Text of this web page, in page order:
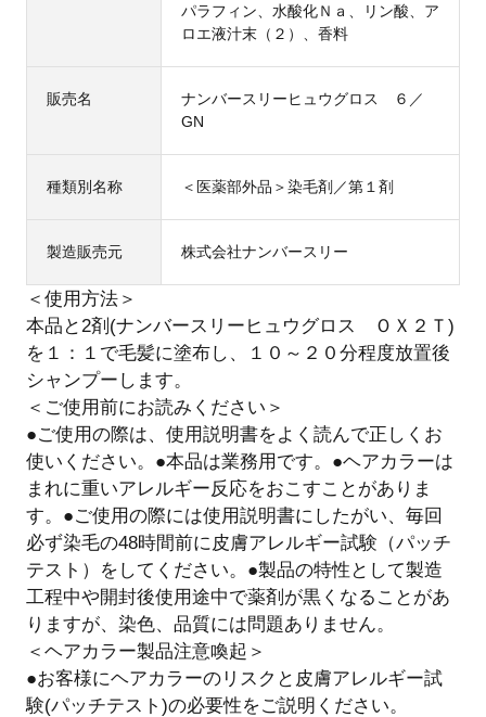
パラフィン、水酸化Ｎａ、リン酸、ア
ロエ液汁末（２）、香料
販売名
ナンバースリーヒュウグロス ６／
GN
種類別名称 ＜医薬部外品＞染毛剤／第１剤
製造販売元 株式会社ナンバースリー
＜使用方法＞
本品と2剤(ナンバースリーヒュウグロス ＯＸ２Ｔ)
を１：１で毛髪に塗布し、１０～２０分程度放置後
シャンプーします。
＜ご使用前にお読みください＞
●ご使用の際は、使用説明書をよく読んで正しくお
使いください。●本品は業務用です。●ヘアカラーは
まれに重いアレルギー反応をおこすことがありま
す。●ご使用の際には使用説明書にしたがい、毎回
必ず染毛の48時間前に皮膚アレルギー試験（パッチ
テスト）をしてください。●製品の特性として製造
工程中や開封後使用途中で薬剤が黒くなることがあ
りますが、染色、品質には問題ありません。
＜ヘアカラー製品注意喚起＞
●お客様にヘアカラーのリスクと皮膚アレルギー試
験(パッチテスト)の必要性をご説明ください。